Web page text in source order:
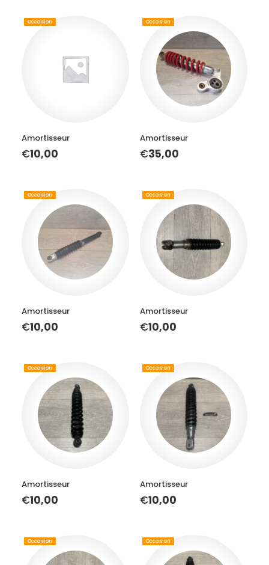
Amortisseur
€10,00
Occasion
Amortisseur
€35,00
Occasion
Amortisseur
€10,00
Occasion
Amortisseur
€10,00
Occasion
Amortisseur
€10,00
Occasion
Amortisseur
€10,00
Occasion
Occasion Occasion